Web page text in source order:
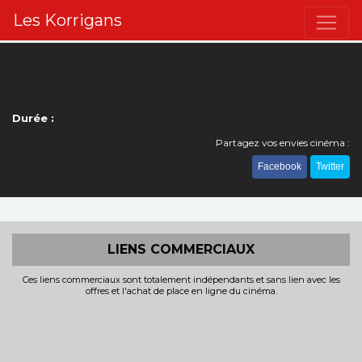
Les Korrigans
Durée :
Partagez vos envies cinéma :
Facebook Twitter
LIENS COMMERCIAUX
Ces liens commerciaux sont totalement indépendants et sans lien avec les
offres et l'achat de place en ligne du cinéma.